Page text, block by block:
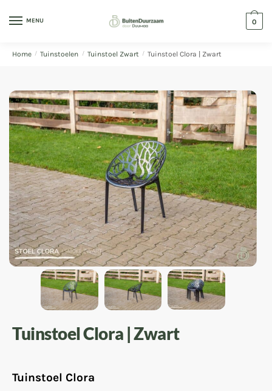
MENU 0
Home / Tuinstoelen / Tuinstoel Zwart / Tuinstoel Clora | Zwart
Tuinstoel Clora | Zwart
Tuinstoel Clora